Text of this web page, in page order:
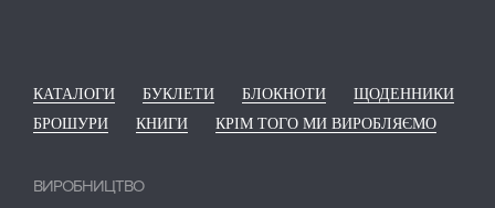
КАТАЛОГИ БУКЛЕТИ БЛОКНОТИ
ЩОДЕННИКИ
БРОШУРИ
КНИГИ КРІМ ТОГО МИ ВИРОБЛЯЄМО
ВИРОБНИЦТВО